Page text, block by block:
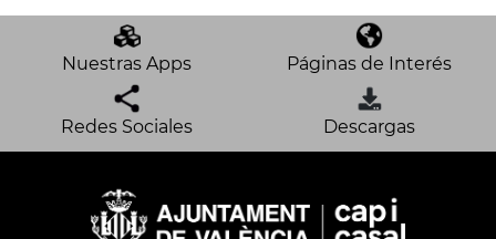
Nuestras Apps Páginas de Interés
Redes Sociales Descargas